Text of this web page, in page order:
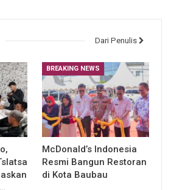
Dari Penulis
BREAKING NEWS
McDonald’s Indonesia
Resmi Bangun Restoran
di Kota Baubau